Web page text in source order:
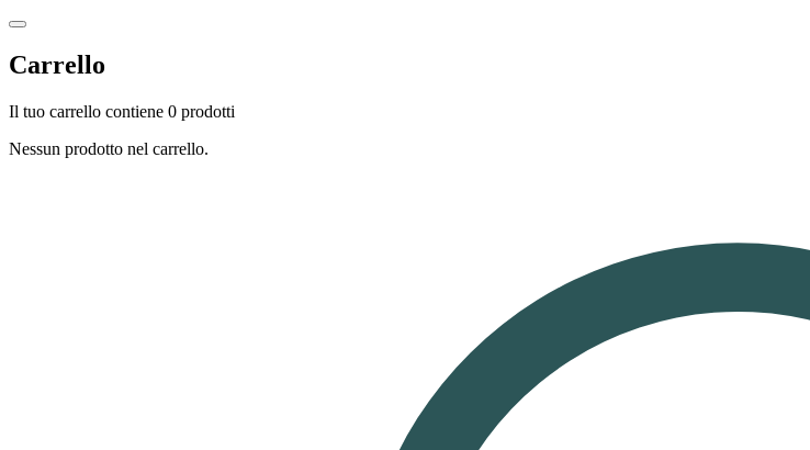
Carrello
Il tuo carrello contiene 0 prodotti
Nessun prodotto nel carrello.